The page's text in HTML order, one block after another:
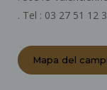
. Tel : 03 27 51 12
Mapa del